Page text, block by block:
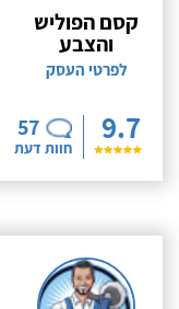
קסם הפוליש
והצבע
לפרטי העסק
9.7
57
חוות דעת